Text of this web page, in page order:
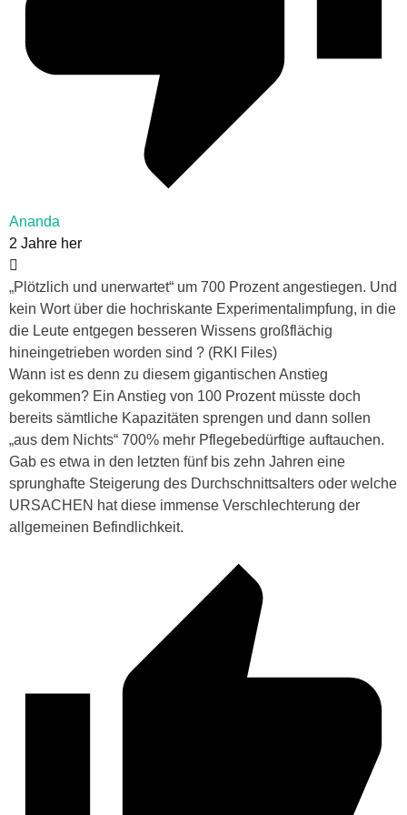
Ananda
2 Jahre her
„Plötzlich und unerwartet“ um 700 Prozent angestiegen. Und
kein Wort über die hochriskante Experimentalimpfung, in die
die Leute entgegen besseren Wissens großflächig
hineingetrieben worden sind ? (RKI Files)
Wann ist es denn zu diesem gigantischen Anstieg
gekommen? Ein Anstieg von 100 Prozent müsste doch
bereits sämtliche Kapazitäten sprengen und dann sollen
„aus dem Nichts“ 700% mehr Pflegebedürftige auftauchen.
Gab es etwa in den letzten fünf bis zehn Jahren eine
sprunghafte Steigerung des Durchschnittsalters oder welche
URSACHEN hat diese immense Verschlechterung der
allgemeinen Befindlichkeit.